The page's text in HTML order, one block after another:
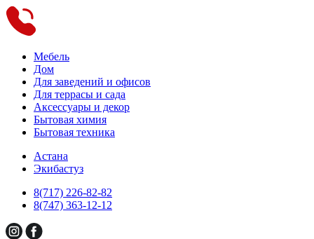
Мебель
Дом
Для заведений и офисов
Для террасы и сада
Аксессуары и декор
Бытовая химия
Бытовая техника
Астана
Экибастуз
8(717) 226-82-82
8(747) 363-12-12